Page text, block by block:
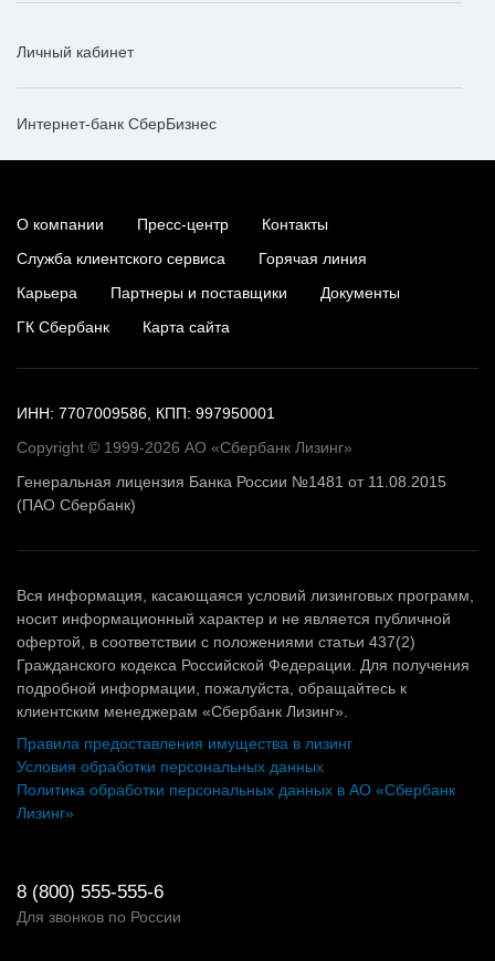
Личный кабинет
Интернет-банк СберБизнес
О компании Пресс-центр
Контакты
Служба клиентского сервиса
Горячая линия
Карьера
Партнеры и поставщики
Документы
ГК Сбербанк
Карта сайта
ИНН: 7707009586, КПП: 997950001
Copyright © 1999-2026 АО «Сбербанк Лизинг»
Генеральная лицензия Банка России №1481 от 11.08.2015
(ПАО Сбербанк)
Вся информация, касающаяся условий лизинговых программ,
носит информационный характер и не является публичной
офертой, в соответствии с положениями статьи 437(2)
Гражданского кодекса Российской Федерации. Для получения
подробной информации, пожалуйста, обращайтесь к
клиентским менеджерам «Сбербанк Лизинг».
Правила предоставления имущества в лизинг
Условия обработки персональных данных
Политика обработки персональных данных в АО «Сбербанк
Лизинг»
8 (800) 555-555-6
Для звонков по России